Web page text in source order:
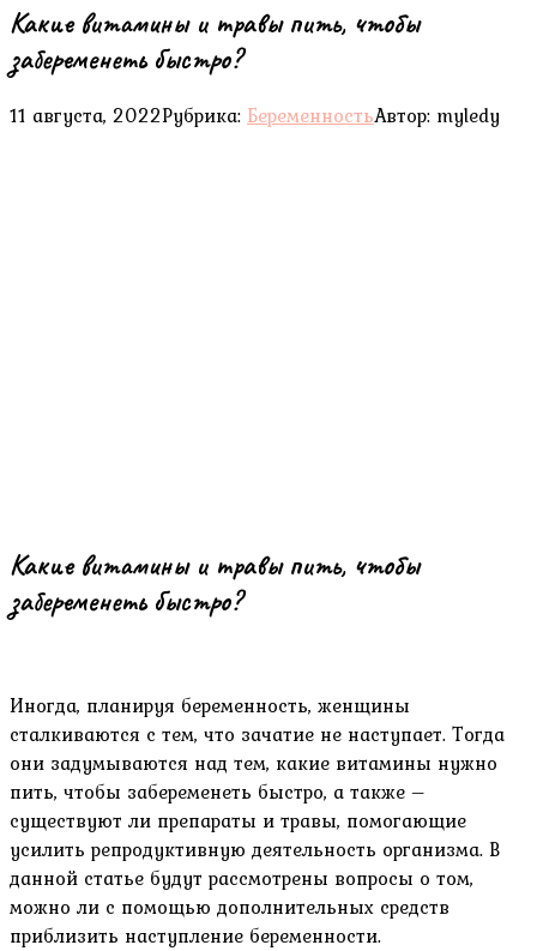
Какие витамины и травы пить, чтобы
забеременеть быстро?
11 августа, 2022Рубрика: БеременностьАвтор: myledy
Какие витамины и травы пить, чтобы
забеременеть быстро?
Иногда, планируя беременность, женщины
сталкиваются с тем, что зачатие не наступает. Тогда
они задумываются над тем, какие витамины нужно
пить, чтобы забеременеть быстро, а также –
существуют ли препараты и травы, помогающие
усилить репродуктивную деятельность организма. В
данной статье будут рассмотрены вопросы о том,
можно ли с помощью дополнительных средств
приблизить наступление беременности.